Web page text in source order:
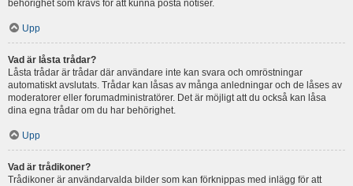
behörighet som krävs för att kunna posta notiser.
Upp
Vad är låsta trådar?
Låsta trådar är trådar där användare inte kan svara och omröstningar
automatiskt avslutats. Trådar kan låsas av många anledningar och de låses av
moderatorer eller forumadministratörer. Det är möjligt att du också kan låsa
dina egna trådar om du har behörighet.
Upp
Vad är trådikoner?
Trådikoner är användarvalda bilder som kan förknippas med inlägg för att